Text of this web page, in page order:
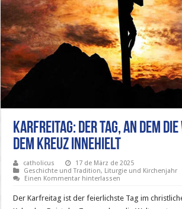
Karfreitag: Der Tag, an dem
dem Kreuz innehielt
catholicus
17 de März de 2025
Geschichte und Tradition, Liturgie und Kirchenjahr
Einen Kommentar hinterlassen
Der Karfreitag ist der feierlichste Tag im